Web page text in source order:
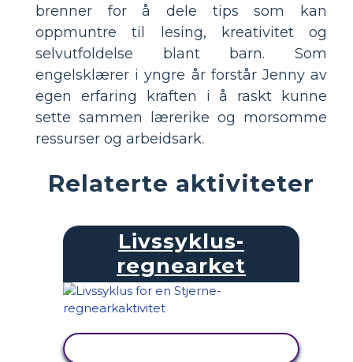
brenner for å dele tips som kan
oppmuntre til lesing, kreativitet og
selvutfoldelse blant barn. Som
engelsklærer i yngre år forstår Jenny av
egen erfaring kraften i å raskt kunne
sette sammen lærerike og morsomme
ressurser og arbeidsark.
Relaterte aktiviteter
Livssyklus-
regnearket